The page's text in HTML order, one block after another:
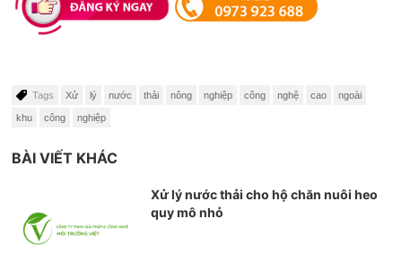
Tags Xử lý nước thải nông nghiệp công nghệ cao ngoài
khu công nghiệp
BÀI VIẾT KHÁC
Xử lý nước thải cho hộ chăn nuôi heo
quy mô nhỏ